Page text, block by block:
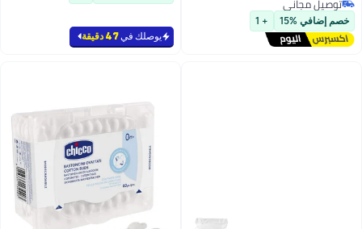
توصيل مجاني
توصيل مجاني
خصم إضافي %15 + 1
يوصلك في47 دقيقة